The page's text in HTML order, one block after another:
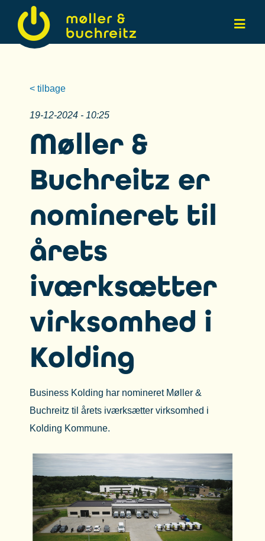
< tilbage
19-12-2024 - 10:25
Møller &
Buchreitz er
nomineret til
årets
iværksætter
virksomhed i
Kolding
Business Kolding har nomineret Møller &
Buchreitz til årets iværksætter virksomhed i
Kolding Kommune.